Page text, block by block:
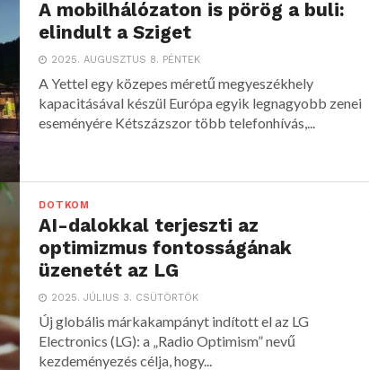
A mobilhálózaton is pörög a buli:
elindult a Sziget
2025. AUGUSZTUS 8. PÉNTEK
A Yettel egy közepes méretű megyeszékhely
kapacitásával készül Európa egyik legnagyobb zenei
eseményére Kétszázszor több telefonhívás,...
DOTKOM
AI-dalokkal terjeszti az
optimizmus fontosságának
üzenetét az LG
2025. JÚLIUS 3. CSÜTÖRTÖK
Új globális márkakampányt indított el az LG
Electronics (LG): a „Radio Optimism” nevű
kezdeményezés célja, hogy...